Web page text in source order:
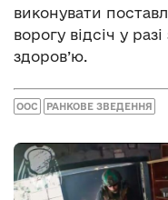
виконувати
ворогу відсіч у
здоров’ю.
ООС РАНКОВЕ ЗВЕДЕННЯ